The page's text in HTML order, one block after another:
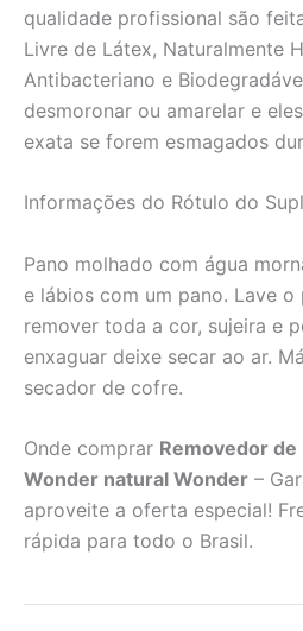
qualidade profissional são
Livre de Látex, Naturalmente
Antibacteriano e
desmoronar ou amarelar e
exata se forem esmagados
Informações do Rótulo do
Pano molhado com água
e lábios com um pano. Lave
remover toda a cor, sujeira e
enxaguar deixe secar ao ar.
secador de cofre.
Onde comprar Removedor de
Wonder natural Wonder –
aproveite a oferta especial!
rápida para todo o Brasil.